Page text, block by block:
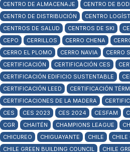
CENTRO DE ALMACENAJE
CENTRO DE
CENTRO DE DISTRIBUCIÓN
CENTRO
CENTROS DE SALUD
CENTROS DE SKI
CEPO
CERRILLOS CERRO CHENA
CERRO EL PLOMO
CERRO NAVIA CERRO
CERTIFICACIÓN
CERTIFICACIÓN CES
CERTIFICACIÓN EDIFICIO SUSTENTABLE
CERTIFICACIÓN LEED
CERTIFICACIÓN
CERTIFICACIONES DE LA MADERA
CES
CES 2023 CES 2024 CESFAM
CGR
CHAITÉN CHAMPIONS LEAGUE
CHICUREO
CHIGUAYANTE CHILE CHILE
CHILE GREEN BUILDING COUNCIL
CHILE